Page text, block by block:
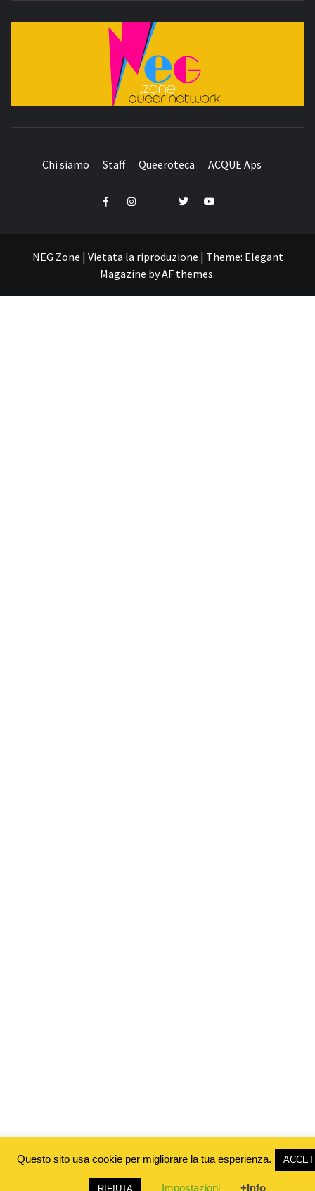
Chi siamo Staff Queeroteca ACQUE Aps
FacebookInstagram TwitterYouTube
NEG Zone | Vietata la riproduzione | Theme: Elegant
Magazine byAF themes.
Questo sito usa cookie per migliorare la tua esperienza.
RIFIUTA Impostazioni +Info